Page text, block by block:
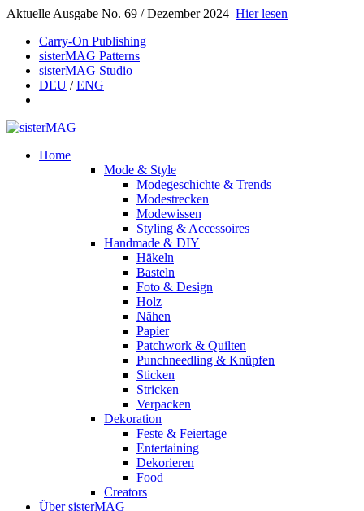
Aktuelle Ausgabe No. 69 / Dezember 2024 Hier lesen
Carry-On Publishing
sisterMAG Patterns
sisterMAG Studio
DEU /ENG
Home
Mode & Style
Modegeschichte & Trends
Modestrecken
Modewissen
Styling & Accessoires
Handmade & DIY
Häkeln
Basteln
Foto & Design
Holz
Nähen
Papier
Patchwork & Quilten
Punchneedling & Knüpfen
Sticken
Stricken
Verpacken
Dekoration
Feste & Feiertage
Entertaining
Dekorieren
Food
Creators
Über sisterMAG